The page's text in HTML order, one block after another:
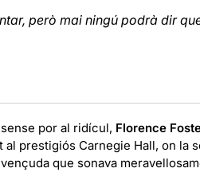
però mai ningú podrà dir
por al ridícul, Florence
prestigiós Carnegie Hall, on la
que sonava